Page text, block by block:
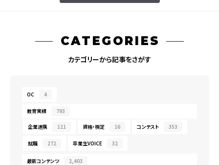
CATEGORIES
カテゴリーから記事をさがす
OC 4
教育実績 793
企業連携 121 資格・検定 16 コンテスト 353
就職 272 卒業生VOICE 32
最新コンテンツ 2,403